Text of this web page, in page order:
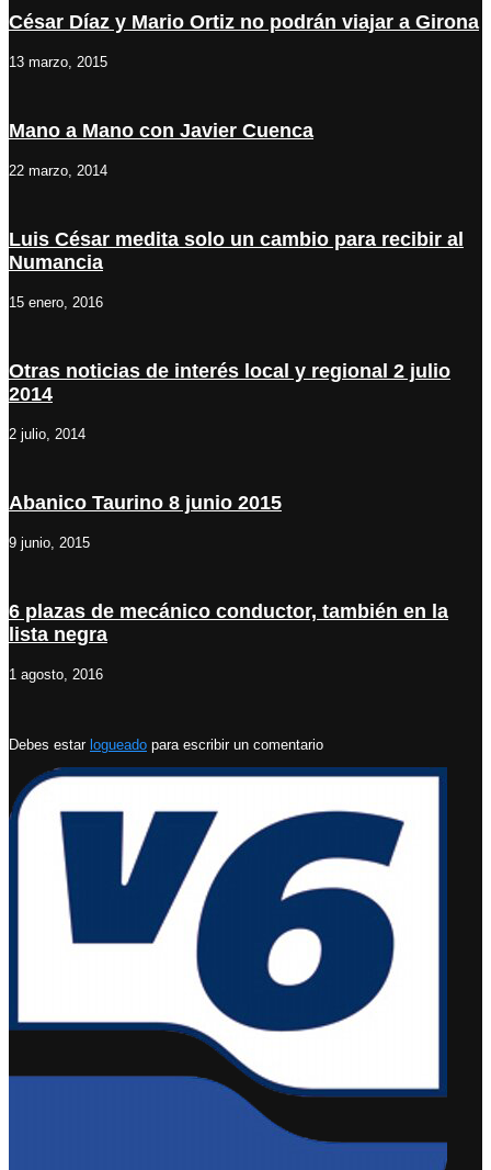
César Díaz y Mario Ortiz no podrán viajar a Girona
13 marzo, 2015
Mano a Mano con Javier Cuenca
22 marzo, 2014
Luis César medita solo un cambio para recibir al
Numancia
15 enero, 2016
Otras noticias de interés local y regional 2 julio
2014
2 julio, 2014
Abanico Taurino 8 junio 2015
9 junio, 2015
6 plazas de mecánico conductor, también en la
lista negra
1 agosto, 2016
Debes estar logueado para escribir un comentario